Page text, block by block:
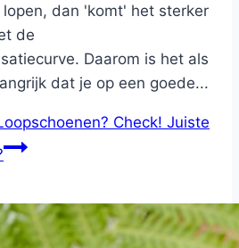
dan 'komt' het sterker
de
Daarom is het als
dat je op een goede...
Check! Juiste